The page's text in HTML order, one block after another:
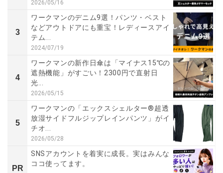
2026/05/16
3
ワークマンのデニム9選！パンツ・ベスト
などアウトドアにも重宝！レディースアイ
テム...
2024/07/19
4
ワークマンの新作日傘は「マイナス15℃の
遮熱機能」がすごい！2300円で直射日
光...
2026/05/15
5
ワークマンの「エックスシェルター®超透
放湿サイドフルジップレインパンツ」がイ
チオ...
2026/05/28
PR
SNSアカウントを着実に成長。実はみんな
ココ使ってます。